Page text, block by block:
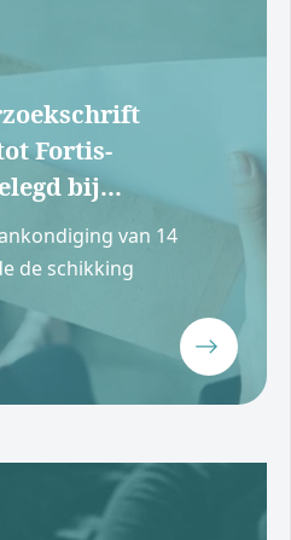
Fortis-
bij...
van 14
de schikking